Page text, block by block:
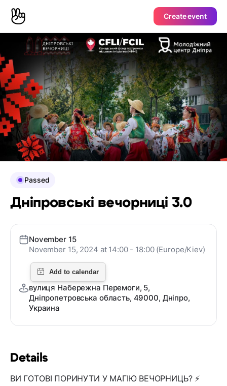
Create event
Details
ВИ ГОТОВІ ПОРИНУТИ У МАГІЮ ВЕЧОРНИЦЬ? ⚡️
Passed
Дніпровські вечорниці 3.0
November 15
November 15, 2024 at 14:00 - 18:00 (Europe/Kiev)
вулиця Набережна Перемоги, 5,
Дніпропетровська область, 49000, Дніпро,
Украина